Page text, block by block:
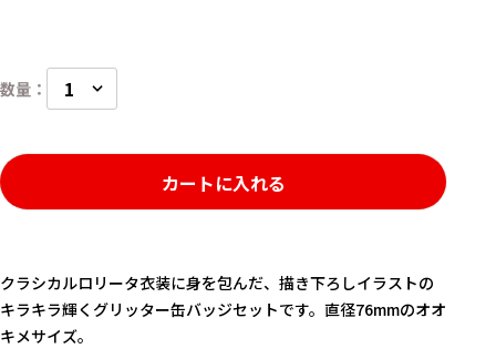
カートに入れる
クラシカルロリータ衣装に身を包んだ、描き下ろしイラストの
キラキラ輝くグリッター缶バッジセットです。直径76mmのオオ
キメサイズ。